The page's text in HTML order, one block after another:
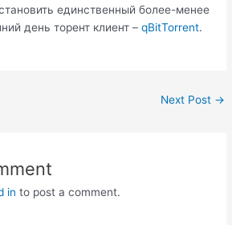
единственный более-менее
день торент клиент –qBitTorrent.
Next Post →
in to post a comment.